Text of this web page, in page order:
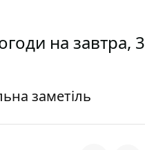
на завтра, 3
заметіль